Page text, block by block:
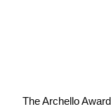
The Archello